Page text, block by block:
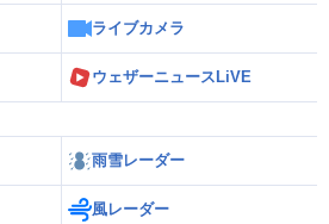
ライブカメラ
ウェザーニュースLiVE
雨雪レーダー
風レーダー